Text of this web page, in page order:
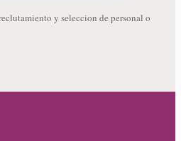
y seleccion de personal o